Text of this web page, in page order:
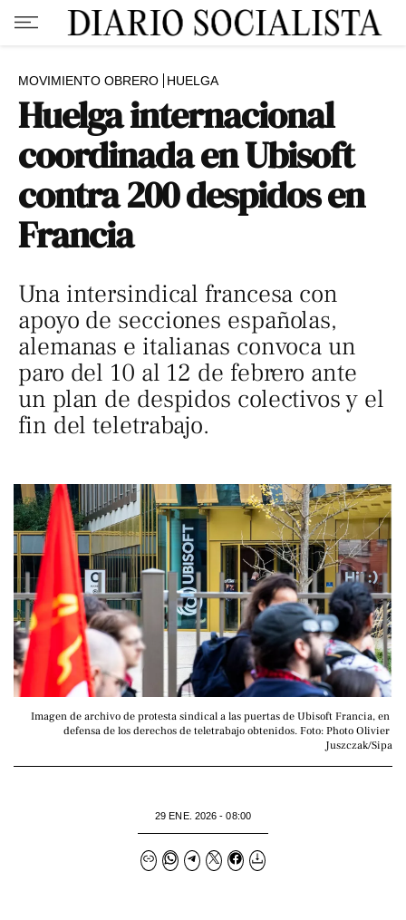
MOVIMIENTO OBRERO HUELGA
Huelga internacional
coordinada en Ubisoft
contra 200 despidos en
Francia
Una intersindical francesa con
apoyo de secciones españolas,
alemanas e italianas convoca un
paro del 10 al 12 de febrero ante
un plan de despidos colectivos y el
fin del teletrabajo.
Imagen de archivo de protesta sindical a las puertas de Ubisoft Francia, en
defensa de los derechos de teletrabajo obtenidos. Foto: Photo Olivier
Juszczak/Sipa
29 ENE. 2026 - 08:00